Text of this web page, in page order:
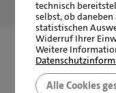
| 2510
technisch
selbst, ob
statistischen
Widerruf Ihrer
Weitere
Alle Cookies